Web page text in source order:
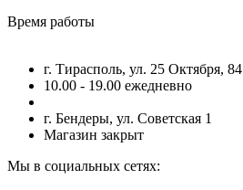
Время работы
г. Тирасполь, ул. 25 Октября, 84
10.00 - 19.00 ежедневно
г. Бендеры, ул. Советская 1
Магазин закрыт
Мы в социальных сетях: